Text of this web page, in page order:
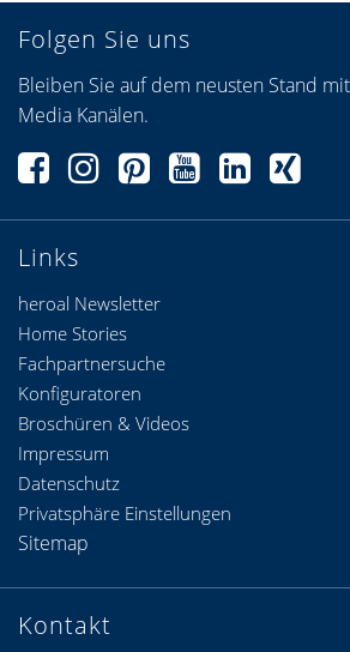
Links
heroal Newsletter
Home Stories
Fachpartnersuche
Konfiguratoren
Broschüren & Videos
Folgen Sie uns
Bleiben Sie auf dem neusten Stand
Media Kanälen.
Kontakt
Impressum
Datenschutz
Privatsphäre Einstellungen
Sitemap